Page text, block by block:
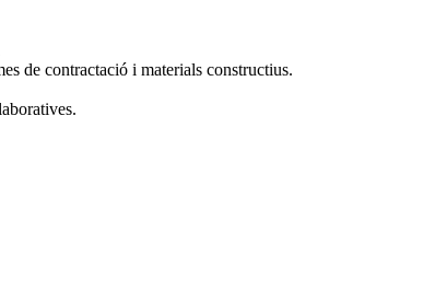
de contractació i materials constructius.